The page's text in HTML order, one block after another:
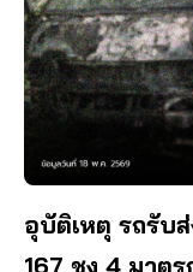
อุบัติเหตุ รถรับ
167 ชง 4 มาตร